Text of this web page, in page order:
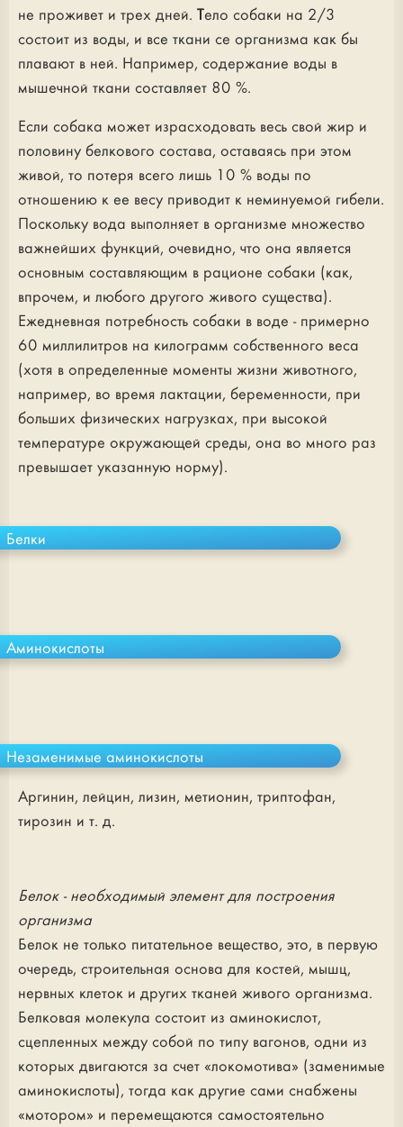
не проживет и трех дней. Тело собаки на 2/3
состоит из воды, и все ткани се организма как бы
плавают в ней. Например, содержание воды в
мышечной ткани составляет 80 %.
Если собака может израсходовать весь свой жир и
половину белкового состава, оставаясь при этом
живой, то потеря всего лишь 10 % воды по
отношению к ее весу приводит к неминуемой гибели.
Поскольку вода выполняет в организме множество
важнейших функций, очевидно, что она является
основным составляющим в рационе собаки (как,
впрочем, и любого другого живого существа).
Ежедневная потребность собаки в воде - примерно
60 миллилитров на килограмм собственного веса
(хотя в определенные моменты жизни животного,
например, во время лактации, беременности, при
больших физических нагрузках, при высокой
температуре окружающей среды, она во много раз
превышает указанную норму).
Белки
Аминокислоты
Незаменимые аминокислоты
Аргинин, лейцин, лизин, метионин, триптофан,
тирозин и т. д.
Белок - необходимый элемент для построения
организма
Белок не только питательное вещество, это, в первую
очередь, строительная основа для костей, мышц,
нервных клеток и других тканей живого организма.
Белковая молекула состоит из аминокислот,
сцепленных между собой по типу вагонов, одни из
которых двигаются за счет «локомотива» (заменимые
аминокислоты), тогда как другие сами снабжены
«мотором» и перемещаются самостоятельно